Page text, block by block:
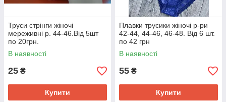
Труси стрінги жіночі
мереживні р. 44-46.Від 5шт
по 20грн.
В наявності
25 ₴
Купити
Плавки трусики жіночі р-ри
42-44, 44-46, 46-48. Від 6 шт.
по 42 грн
В наявності
55 ₴
Купити